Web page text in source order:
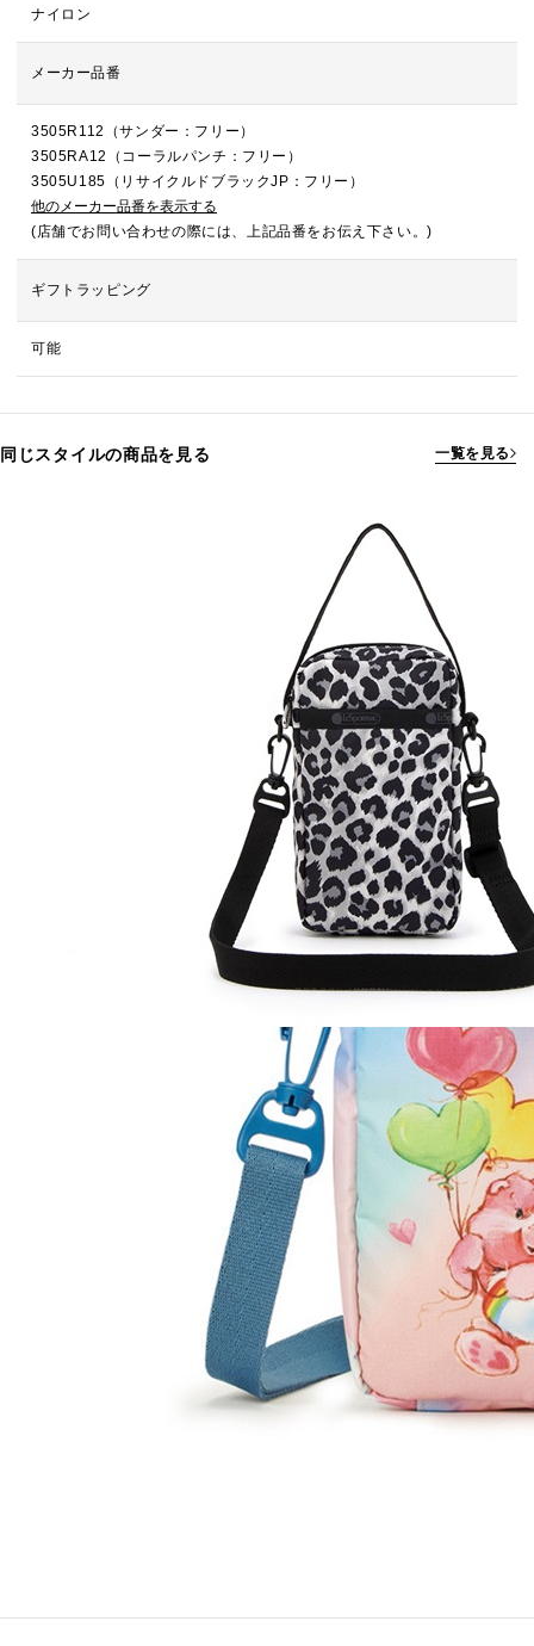
ナイロン
メーカー品番
3505R112（サンダー：フリー）
3505RA12（コーラルパンチ：フリー）
3505U185（リサイクルドブラックJP：フリー）
他のメーカー品番を表示する
(店舗でお問い合わせの際には、上記品番をお伝え下さい。)
ギフトラッピング
可能
同じスタイルの商品を見る 一覧を見る